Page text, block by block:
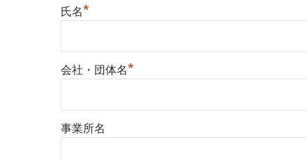
氏名*
会社・団体名*
事業所名